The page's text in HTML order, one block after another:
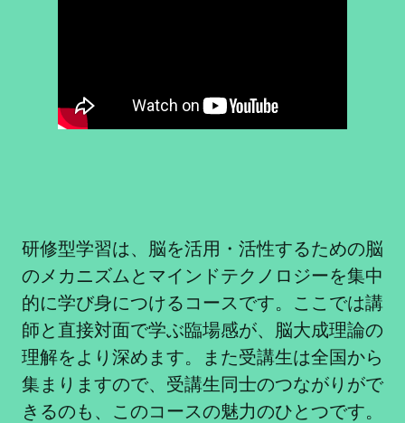
研修型学習は、脳を活用・活性するための脳
のメカニズムとマインドテクノロジーを集中
的に学び身につけるコースです。ここでは講
師と直接対面で学ぶ臨場感が、脳大成理論の
理解をより深めます。また受講生は全国から
集まりますので、受講生同士のつながりがで
きるのも、このコースの魅力のひとつです。